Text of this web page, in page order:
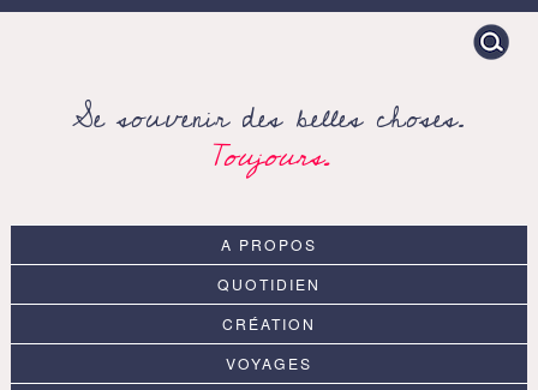
Search
for:
Se souvenir des belles choses.
Toujours.
A PROPOS
QUOTIDIEN
CRÉATION
VOYAGES